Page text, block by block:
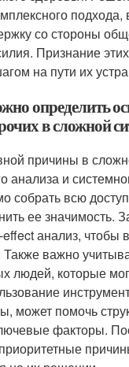
подхода,
со стороны
Признание
на пути их
определить
в сложной
причины в
анализа и
собрать всю
ее значимость.
анализ, чтобы
важно
людей, которые
может помочь
факторы.